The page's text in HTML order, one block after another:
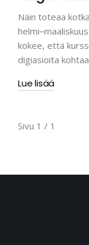
Näin toteaa
kokee, että
digiasioita
Lue lisää
Sivu 1 / 1